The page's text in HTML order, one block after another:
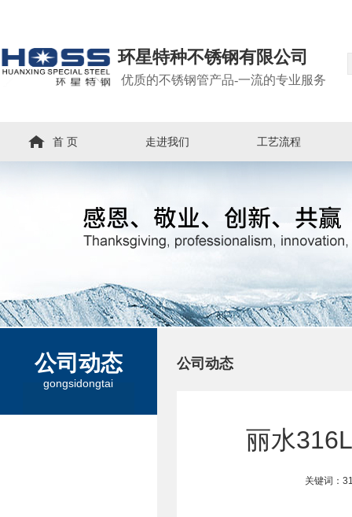
环星特种不锈钢有限公司
优质的不锈钢管产品-一流的专业服务
首 页 走进我们 工艺流程
公司动态
gongsidongtai
公司动态
丽水
关键词：